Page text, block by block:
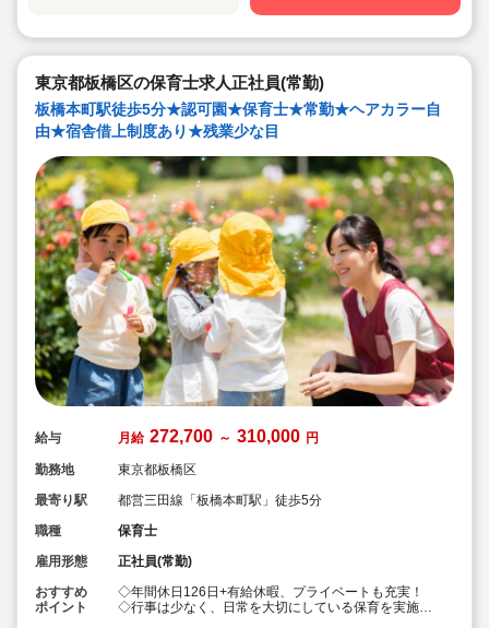
のような保育園
できる範囲で実施
◇在籍年数や保育経験に合わせた段階的な研修を年間総
計110回以上実施。研修も参加しやすい職場環境です
東京都板橋区の保育士求人正社員(常勤)
板橋本町駅徒歩5分★認可園★保育士★常勤★ヘアカラー自
由★宿舎借上制度あり★残業少な目
給与 月給 272,700 ～ 310,000 円
勤務地
東京都板橋区
最寄り駅
都営三田線「板橋本町駅」徒歩5分
職種
保育士
雇用形態
正社員(常勤)
おすすめ
ポイント
◇年間休日126日+有給休暇、プライベートも充実！
◇行事は少なく、日常を大切にしている保育を実施